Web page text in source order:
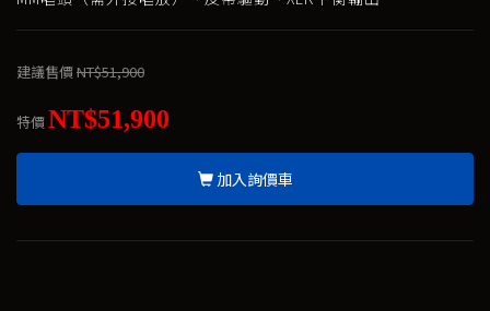
建議售價NT$51,900
特價NT$51,900
加入詢價車